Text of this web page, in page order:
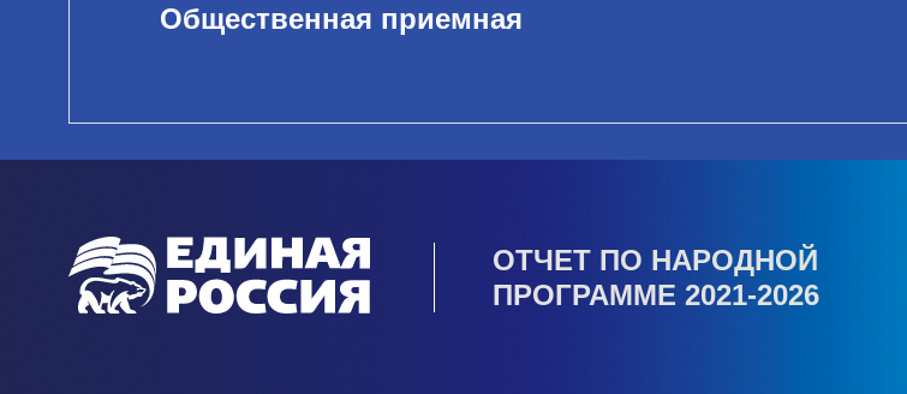
Общественная приемная
ОТЧЕТ ПО НАРОДНОЙ
ПРОГРАММЕ 2021-2026